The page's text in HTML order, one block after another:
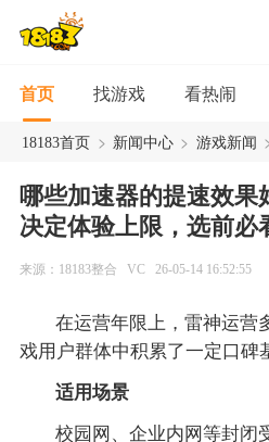
首页 找游戏 看热闹
18183首页 > 新闻中心 > 游戏新闻
哪些加速器的提速效果好？ 国际带
决定体验上限，选前必
来源：18183整合 VC 26-05-14 16:52:55
在运营年限上，雷神运营
戏用户群体中积累了一定口碑
适用场景
校园网、企业内网等封闭